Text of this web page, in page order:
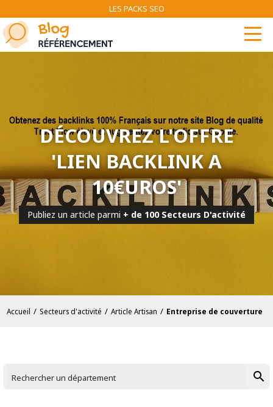
LES PACKS SEO
DÉCOUVREZ L'OFFRE
'LIEN BACKLINK A
10€UROS'
Publiez un article parmi + de 100 Secteurs D'activité
Accueil / Secteurs d'activité / Article Artisan / Entreprise de couverture
Rechercher un département search